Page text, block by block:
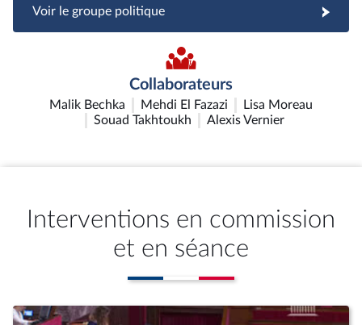
Voir le groupe politique
Collaborateurs
Malik Bechka Mehdi El Fazazi
Lisa Moreau
Souad Takhtoukh
Alexis Vernier
Interventions en commission
et en séance